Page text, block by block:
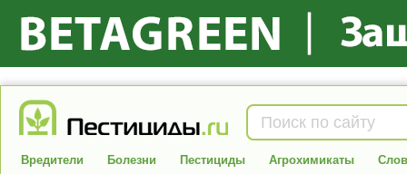
Вредители Болезни Пестициды Агрохимикаты